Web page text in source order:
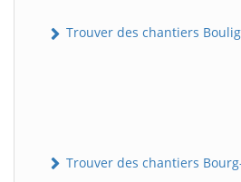
Trouver des chantiers
Trouver des chantiers